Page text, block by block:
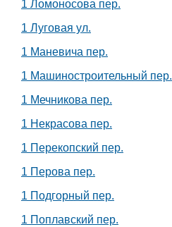
1 Ломоносова пер.
1 Луговая ул.
1 Маневича пер.
1 Машиностроительный пер.
1 Мечникова пер.
1 Некрасова пер.
1 Перекопский пер.
1 Перова пер.
1 Подгорный пер.
1 Поплавский пер.